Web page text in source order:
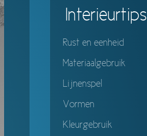
Interieurtips
Rust en eenheid
Materiaalgebruik
Lijnenspel
Vormen
Kleurgebruik